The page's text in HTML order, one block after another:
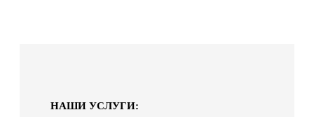
НАШИ УСЛУГИ: